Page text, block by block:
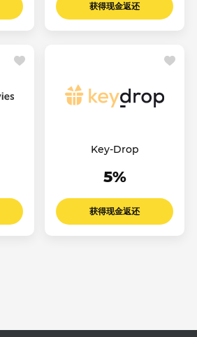
获得现金返还
Key-Drop
5%
获得现金返还